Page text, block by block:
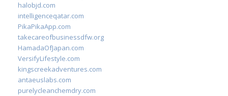
halobjd.com
intelligenceqatar.com
PikaPikaApp.com
takecareofbusinessdfw.org
HamadaOfJapan.com
VersifyLifestyle.com
kingscreekadventures.com
antaeuslabs.com
purelycleanchemdry.com